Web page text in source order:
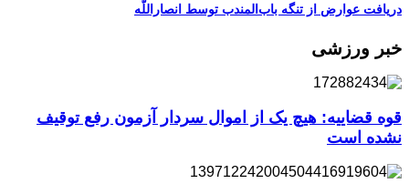
دریافت عوارض از تنگه باب‌المندب توسط انصاراللّه
خبر ورزشی
قوه قضاییه: هیچ یک از اموال سردار آزمون رفع توقیف
نشده است